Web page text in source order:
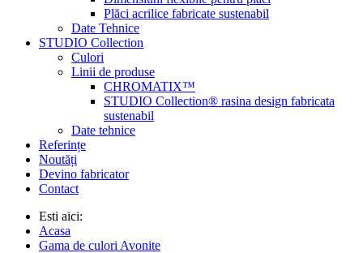
Plăci acrilice fabricate sustenabil
Date Tehnice
STUDIO Collection
Culori
Linii de produse
CHROMATIX™
STUDIO Collection® rasina design fabricata
sustenabil
Date tehnice
Referințe
Noutăți
Devino fabricator
Contact
Esti aici:
Acasa
Gama de culori Avonite